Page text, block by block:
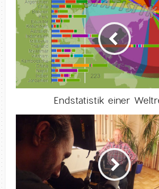
Endstatistik einer